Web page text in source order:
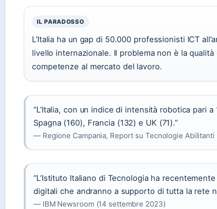
IL PARADOSSO
L’Italia ha un gap di 50.000 professionisti ICT
livello internazionale. Il problema non è la
competenze al mercato del lavoro.
“L’Italia, con un indice di intensità robotica pari
Spagna (160), Francia (132) e UK (71).”
— Regione Campania, Report su Tecnologie Abilitanti
“L’Istituto Italiano di Tecnologia ha
digitali che andranno a supporto di tutta la rete
— IBM Newsroom (14 settembre 2023)